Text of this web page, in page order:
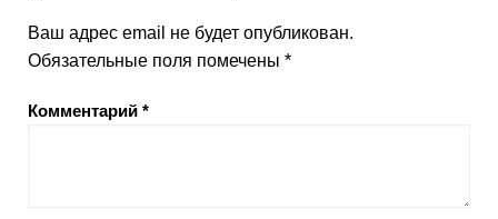
Ваш адрес email не будет опубликован.
Обязательные поля помечены *
Комментарий *